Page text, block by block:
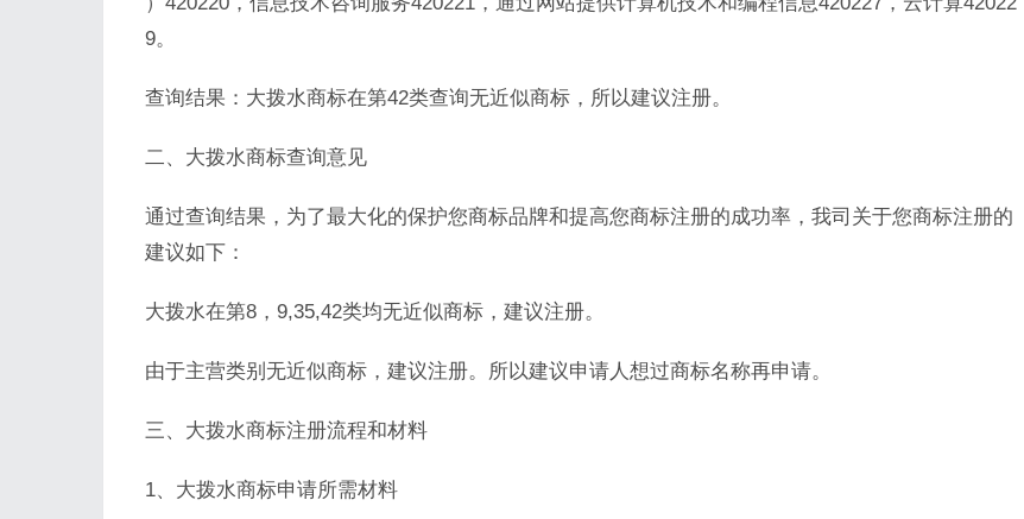
9。
查询结果：大拨水商标在第42类查询无近似商标，所以建议注册。
二、大拨水商标查询意见
通过查询结果，为了最大化的保护您商标品牌和提高您商标注册的成功率，我司关于您商标注册的
建议如下：
大拨水在第8，9,35,42类均无近似商标，建议注册。
由于主营类别无近似商标，建议注册。所以建议申请人想过商标名称再申请。
三、大拨水商标注册流程和材料
1、大拨水商标申请所需材料